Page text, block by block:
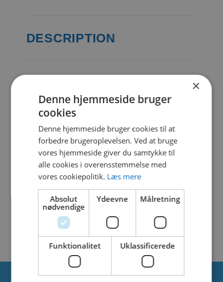
DESCRIPTION
DWG
SIMILAR DOWNLOADS
No related download found!
Kjell Parmborn Updated 19. oktober 2021
×
Denne hjemmeside bruger
cookies
Denne hjemmeside bruger cookies til at
forbedre brugeroplevelsen. Ved at bruge
vores hjemmeside giver du samtykke til
alle cookies i overensstemmelse med
vores cookiepolitik. Læs mere
Absolut
nødvendige
Ydeevne Målretning
Funktionalitet Uklassificerede